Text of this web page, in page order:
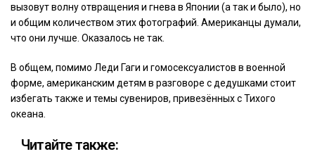
вызовут волну отвращения и гнева в Японии (а так и было), но
и общим количеством этих фотографий. Американцы думали,
что они лучше. Оказалось не так.
В общем, помимо Леди Гаги и гомосексуалистов в военной
форме, американским детям в разговоре с дедушками стоит
избегать также и темы сувениров, привезённых с Тихого
океана.
Читайте также: